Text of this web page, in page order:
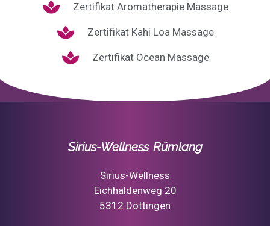
Zertifikat Aromatherapie Massage
Zertifikat Kahi Loa Massage
Zertifikat Ocean Massage
Sirius-Wellness Rümlang
Sirius-Wellness
Eichhaldenweg 20
5312 Döttingen